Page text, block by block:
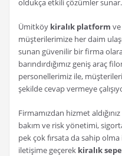
oldukça etkili çözümler sunar.
Ümitköy kiralık platform
müşterilerimize her daim
sunan güvenilir bir firma
barındırdığımız geniş araç
personellerimiz ile,
şekilde cevap vermeye
Firmamızdan hizmet
bakım ve risk yönetimi,
pek çok fırsata da sahip
iletişime geçerek kiralık